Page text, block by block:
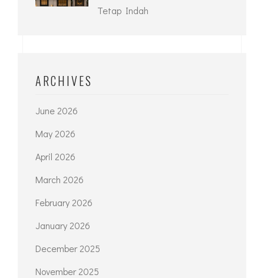
Tetap Indah
ARCHIVES
June 2026
May 2026
April 2026
March 2026
February 2026
January 2026
December 2025
November 2025